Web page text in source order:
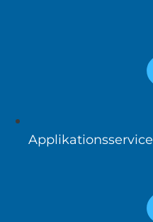
Applikationsservice